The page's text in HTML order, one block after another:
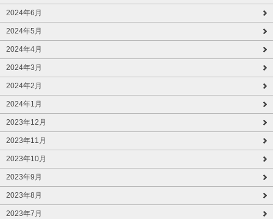
2024年6月
2024年5月
2024年4月
2024年3月
2024年2月
2024年1月
2023年12月
2023年11月
2023年10月
2023年9月
2023年8月
2023年7月